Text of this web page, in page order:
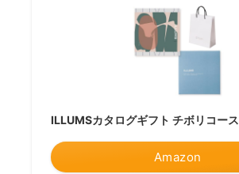
ILLUMSカタログギフト チボリコース
Amazon